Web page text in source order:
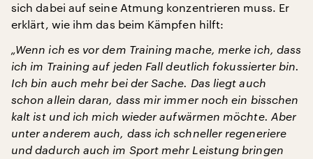
sich dabei auf seine Atmung konzentrieren muss. Er
erklärt, wie ihm das beim Kämpfen hilft:
„Wenn ich es vor dem Training mache, merke ich, dass
ich im Training auf jeden Fall deutlich fokussierter bin.
Ich bin auch mehr bei der Sache. Das liegt auch
schon allein daran, dass mir immer noch ein bisschen
kalt ist und ich mich wieder aufwärmen möchte. Aber
unter anderem auch, dass ich schneller regeneriere
und dadurch auch im Sport mehr Leistung bringen